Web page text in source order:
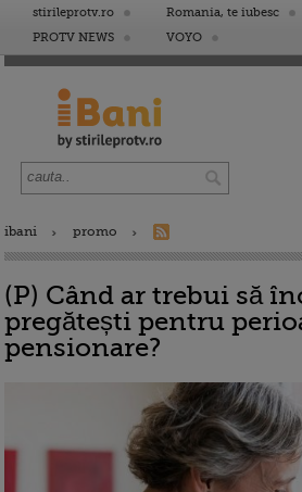
stirileprotv.ro Romania, te iubesc
PROTV NEWS
VOYO
ibani promo
(P) Când ar trebui să
pregătești pentru
pensionare?